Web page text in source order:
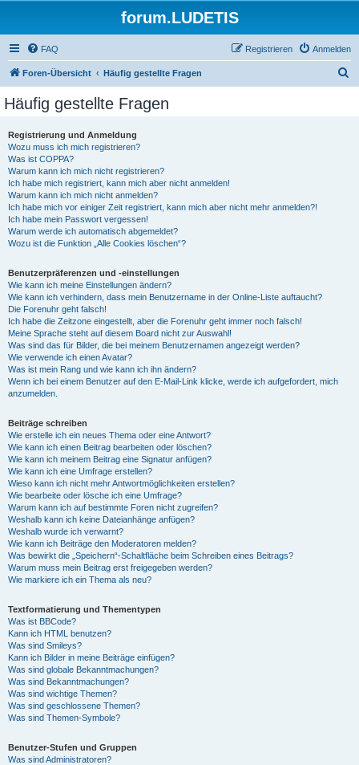
forum.LUDETIS
FAQ Anmelden
Registrieren
Foren-Übersicht Häufig gestellte Fragen
Häufig gestellte Fragen
Registrierung und Anmeldung
Wozu muss ich mich registrieren?
Was ist COPPA?
Warum kann ich mich nicht registrieren?
Ich habe mich registriert, kann mich aber nicht anmelden!
Warum kann ich mich nicht anmelden?
Ich habe mich vor einiger Zeit registriert, kann mich aber nicht mehr anmelden?!
Ich habe mein Passwort vergessen!
Warum werde ich automatisch abgemeldet?
Wozu ist die Funktion „Alle Cookies löschen“?
Benutzerpräferenzen und -einstellungen
Wie kann ich meine Einstellungen ändern?
Wie kann ich verhindern, dass mein Benutzername in der Online-Liste auftaucht?
Die Forenuhr geht falsch!
Ich habe die Zeitzone eingestellt, aber die Forenuhr geht immer noch falsch!
Meine Sprache steht auf diesem Board nicht zur Auswahl!
Was sind das für Bilder, die bei meinem Benutzernamen angezeigt werden?
Wie verwende ich einen Avatar?
Was ist mein Rang und wie kann ich ihn ändern?
Wenn ich bei einem Benutzer auf den E-Mail-Link klicke, werde ich aufgefordert, mich
anzumelden.
Beiträge schreiben
Wie erstelle ich ein neues Thema oder eine Antwort?
Wie kann ich einen Beitrag bearbeiten oder löschen?
Wie kann ich meinem Beitrag eine Signatur anfügen?
Wie kann ich eine Umfrage erstellen?
Wieso kann ich nicht mehr Antwortmöglichkeiten erstellen?
Wie bearbeite oder lösche ich eine Umfrage?
Warum kann ich auf bestimmte Foren nicht zugreifen?
Weshalb kann ich keine Dateianhänge anfügen?
Weshalb wurde ich verwarnt?
Wie kann ich Beiträge den Moderatoren melden?
Was bewirkt die „Speichern“-Schaltfläche beim Schreiben eines Beitrags?
Warum muss mein Beitrag erst freigegeben werden?
Wie markiere ich ein Thema als neu?
Textformatierung und Thementypen
Was ist BBCode?
Kann ich HTML benutzen?
Was sind Smileys?
Kann ich Bilder in meine Beiträge einfügen?
Was sind globale Bekanntmachungen?
Was sind Bekanntmachungen?
Was sind wichtige Themen?
Was sind geschlossene Themen?
Was sind Themen-Symbole?
Benutzer-Stufen und Gruppen
Was sind Administratoren?